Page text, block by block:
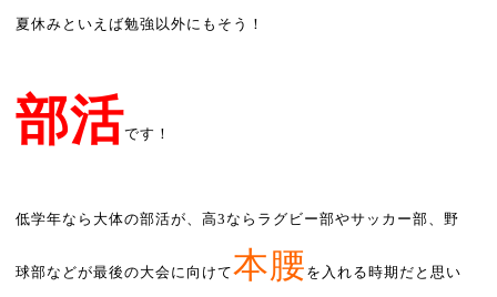
夏休みといえば勉強以外にもそう！
部活です！
低学年なら大体の部活が、高3ならラグビー部やサッカー部、野
球部などが最後の大会に向けて本腰 を入れる時期だと思い